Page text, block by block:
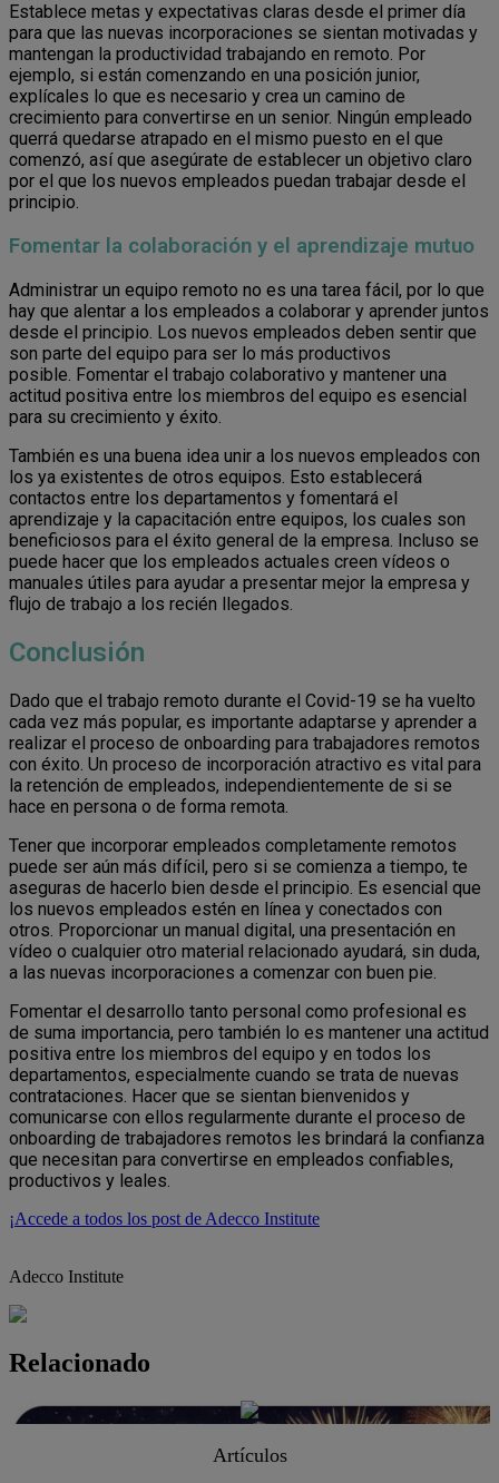
Establece metas y expectativas claras desde el primer día
para que las nuevas incorporaciones se sientan motivadas y
mantengan la productividad trabajando en remoto. Por
ejemplo, si están comenzando en una posición junior,
explícales lo que es necesario y crea un camino de
crecimiento para convertirse en un senior. Ningún empleado
querrá quedarse atrapado en el mismo puesto en el que
comenzó, así que asegúrate de establecer un objetivo claro
por el que los nuevos empleados puedan trabajar desde el
principio.
Fomentar la colaboración y el aprendizaje mutuo
Administrar un equipo remoto no es una tarea fácil, por lo que
hay que alentar a los empleados a colaborar y aprender juntos
desde el principio. Los nuevos empleados deben sentir que
son parte del equipo para ser lo más productivos
posible. Fomentar el trabajo colaborativo y mantener una
actitud positiva entre los miembros del equipo es esencial
para su crecimiento y éxito.
También es una buena idea unir a los nuevos empleados con
los ya existentes de otros equipos. Esto establecerá
contactos entre los departamentos y fomentará el
aprendizaje y la capacitación entre equipos, los cuales son
beneficiosos para el éxito general de la empresa. Incluso se
puede hacer que los empleados actuales creen vídeos o
manuales útiles para ayudar a presentar mejor la empresa y
flujo de trabajo a los recién llegados.
Conclusión
Dado que el trabajo remoto durante el Covid-19 se ha vuelto
cada vez más popular, es importante adaptarse y aprender a
realizar el proceso de onboarding para trabajadores remotos
con éxito. Un proceso de incorporación atractivo es vital para
la retención de empleados, independientemente de si se
hace en persona o de forma remota.
Tener que incorporar empleados completamente remotos
puede ser aún más difícil, pero si se comienza a tiempo, te
aseguras de hacerlo bien desde el principio. Es esencial que
los nuevos empleados estén en línea y conectados con
otros. Proporcionar un manual digital, una presentación en
vídeo o cualquier otro material relacionado ayudará, sin duda,
a las nuevas incorporaciones a comenzar con buen pie.
Fomentar el desarrollo tanto personal como profesional es
de suma importancia, pero también lo es mantener una actitud
positiva entre los miembros del equipo y en todos los
departamentos, especialmente cuando se trata de nuevas
contrataciones. Hacer que se sientan bienvenidos y
comunicarse con ellos regularmente durante el proceso de
onboarding de trabajadores remotos les brindará la confianza
que necesitan para convertirse en empleados confiables,
productivos y leales.
¡Accede a todos los post de Adecco Institute
Adecco Institute
Relacionado
Artículos